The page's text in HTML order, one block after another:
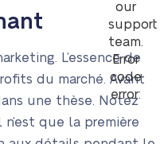
our
support
team.
Error
code
error:
L’essence de
du marché. Avant
une thèse. Notez
que la première